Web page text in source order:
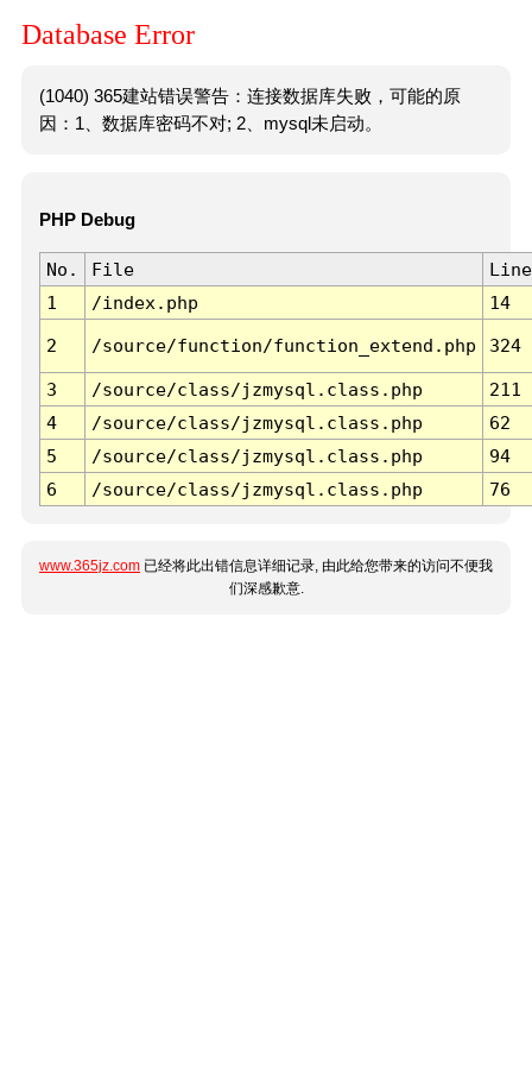
Database Error
(1040) 365建站错误警告：连接数据库失败，可能的原
因：1、数据库密码不对; 2、mysql未启动。
PHP Debug
No. File
Line
1
/index.php 14
2 /source/function/function_extend.php 324
3 /source/class/jzmysql.class.php
211
4
/source/class/jzmysql.class.php
62
5
/source/class/jzmysql.class.php
94
6
/source/class/jzmysql.class.php 76
www.365jz.com 已经将此出错信息详细记录, 由此给您带来的访问不便我
们深感歉意.